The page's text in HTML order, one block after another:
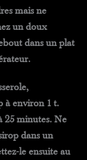
mais ne
un doux
dans un plat
à environ 1 t.
25 minutes. Ne
dans un
le ensuite au